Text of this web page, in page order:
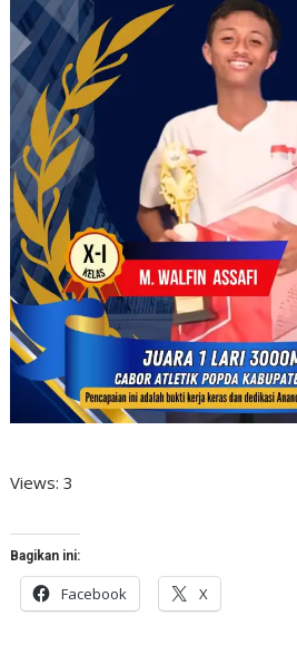
Views: 3
Bagikan ini:
Facebook X